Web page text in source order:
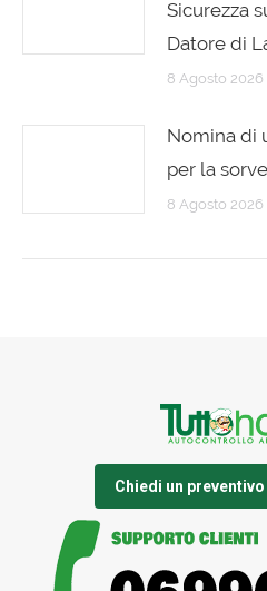
Sicurezza
Datore di
8 Agosto 2026
Nomina di
per la
8 Agosto 2026
Chiedi un